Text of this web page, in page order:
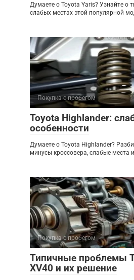
Думаете о Toyota Yaris? Узнайте о
слабых местах этой популярной
Покупка с пробегом
Toyota Highlander:
особенности
Думаете о Toyota Highlander?
минусы кроссовера, слабые места
Покупка с пробегом
Типичные проблемы
XV40 и их решение